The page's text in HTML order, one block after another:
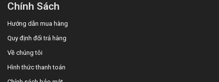
Chính Sách
Hướng dẫn mua hàng
Quy định đổi trả hàng
Về chúng tôi
Hình thức thanh toán